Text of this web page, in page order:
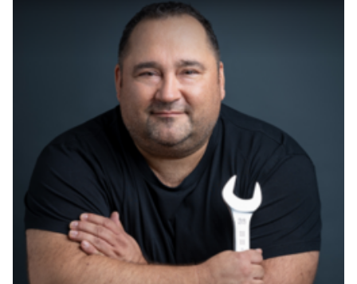
Negative Gefühle zu bewältigen. Verständnis und
Akzeptanz eigener emotionaler Zustände sind
grundlegende Bausteine, die helfen, bewusster
und ausgeglichener durchs Leben zu gehen.
Selbsthilfe: Positive Selbstgespräche
führen
Das Führen von positiven Selbstgesprächen ist
eine effektive Selbsthilfetechnik, die zur Resilienz
beiträgt, indem sie uns erlaubt, negative
Gedankenmuster zu transformieren. Sich selbst
mit Güte und Verständnis zu begegnen, kann